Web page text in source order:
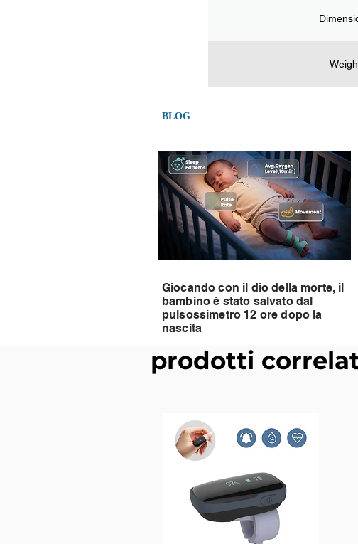
BLOG
Giocando con il dio della morte, il
bambino è stato salvato dal
pulsossimetro 12 ore dopo la
nascita
prodotti